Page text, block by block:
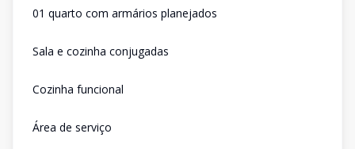
01 quarto com armários planejados
Sala e cozinha conjugadas
Cozinha funcional
Área de serviço